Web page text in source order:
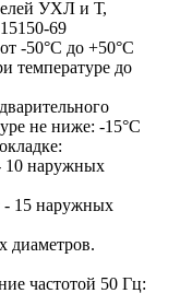
УХЛ и Т,
69
-50°С до +50°С
температуре до
не ниже: -15°С
10 наружных
15 наружных
диаметров.
частотой 50 Гц: